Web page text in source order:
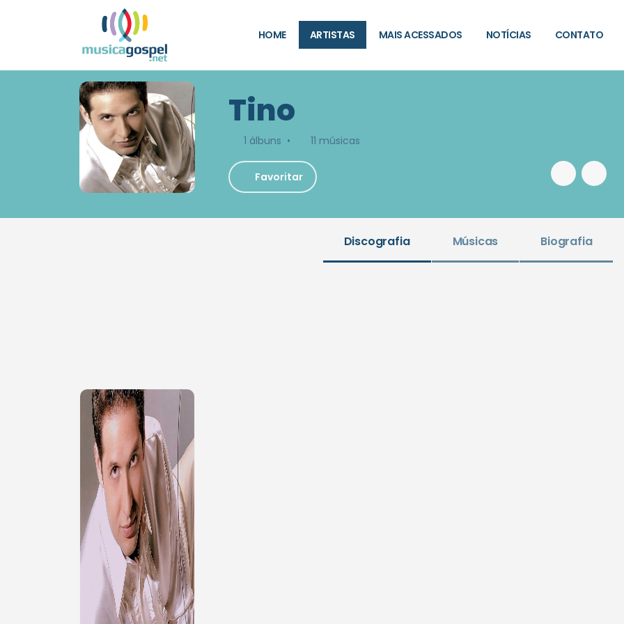
HOME ARTISTAS MAIS ACESSADOS NOTÍCIAS CONTATO
Tino
1 álbuns • 11 músicas
Favoritar
Discografia Músicas Biografia